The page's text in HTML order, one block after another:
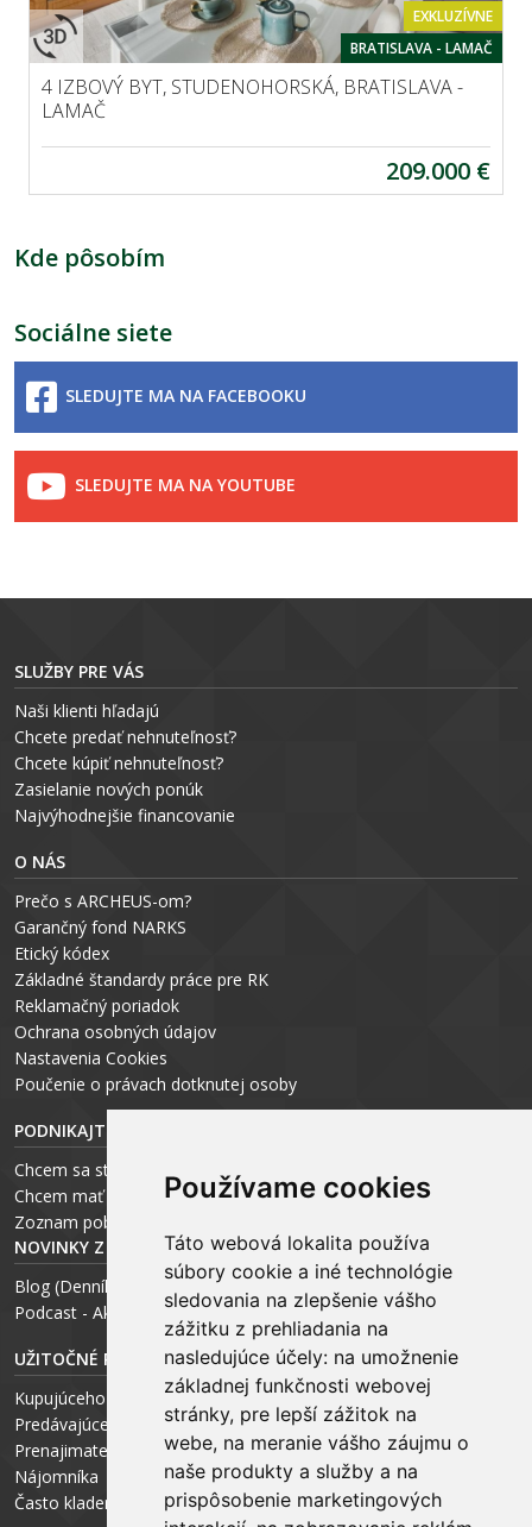
Používame cookies
Táto webová lokalita používa
súbory cookie a iné technológie
sledovania na zlepšenie vášho
zážitku z prehliadania na
nasledujúce účely: na umožnenie
základnej funkčnosti webovej
stránky, pre lepší zážitok na
webe, na meranie vášho záujmu o
naše produkty a služby a na
prispôsobenie marketingových
EXKLUZÍVNE
BRATISLAVA - LAMAČ
4 IZBOVÝ BYT, STUDENOHORSKÁ, BRATISLAVA -
LAMAČ
209.000 €
Kde pôsobím
Sociálne siete
SLEDUJTE MA NA FACEBOOKU
SLEDUJTE MA NA YOUTUBE
SLUŽBY PRE VÁS
Naši klienti hľadajú
Chcete predať nehnuteľnosť?
Chcete kúpiť nehnuteľnosť?
Zasielanie nových ponúk
Najvýhodnejšie financovanie
O NÁS
Prečo s ARCHEUS-om?
Garančný fond NARKS
Etický kódex
Základné štandardy práce pre RK
Reklamačný poriadok
Ochrana osobných údajov
Nastavenia Cookies
Poučenie o právach dotknutej osoby
PODNIKAJTE S ARCHEUS-OM
Chcem sa stať realitným odborníkom
Chcem mať vlastnú kanceláriu
Zoznam pobočiek
NOVINKY Z MÉDIÍ
Blog (Denník N a Trend) – R. Štalmach
Podcast - Ako začínal ARCHEUS - R. Štalmach / CEO
UŽITOČNÉ RADY PRE
Kupujúceho
Predávajúceho
Prenajimateľa
Nájomníka
Často kladené otázky FAQ